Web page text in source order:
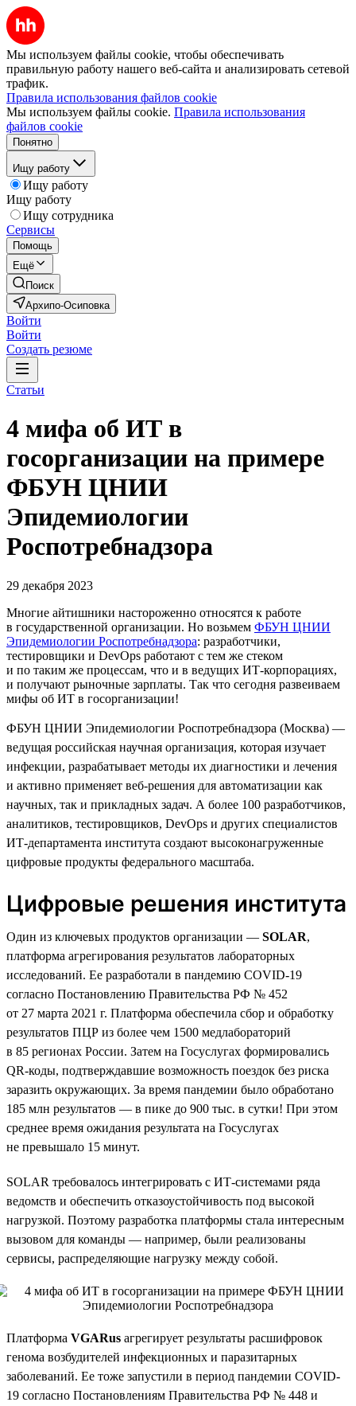
Мы используем файлы cookie, чтобы обеспечивать
правильную работу нашего веб-сайта и анализировать сетевой
трафик.
Правила использования файлов cookie
Мы используем файлы cookie. Правила использования
файлов cookie
Понятно
Ищу работу
Ищу работу
Ищу работу
Ищу сотрудника
Сервисы
Помощь
Ещё
Поиск
Архипо-Осиповка
Войти
Войти
Создать резюме
Статьи
4 мифа об ИТ в
госорганизации на примере
ФБУН ЦНИИ
Эпидемиологии
Роспотребнадзора
29 декабря 2023
Многие айтишники настороженно относятся к работе
в государственной организации. Но возьмем ФБУН ЦНИИ
Эпидемиологии Роспотребнадзора: разработчики,
тестировщики и DevOps работают с тем же стеком
и по таким же процессам, что и в ведущих ИТ-корпорациях,
и получают рыночные зарплаты. Так что сегодня развеиваем
мифы об ИТ в госорганизации!
ФБУН ЦНИИ Эпидемиологии Роспотребнадзора (Москва) —
ведущая российская научная организация, которая изучает
инфекции, разрабатывает методы их диагностики и лечения
и активно применяет веб-решения для автоматизации как
научных, так и прикладных задач. А более 100 разработчиков,
аналитиков, тестировщиков, DevOps и других специалистов
ИТ-департамента института создают высоконагруженные
цифровые продукты федерального масштаба.
Цифровые решения института
Один из ключевых продуктов организации — SOLAR,
платформа агрегирования результатов лабораторных
исследований. Ее разработали в пандемию COVID-19
согласно Постановлению Правительства РФ № 452
от 27 марта 2021 г. Платформа обеспечила сбор и обработку
результатов ПЦР из более чем 1500 медлабораторий
в 85 регионах России. Затем на Госуслугах формировались
QR-коды, подтверждавшие возможность поездок без риска
заразить окружающих. За время пандемии было обработано
185 млн результатов — в пике до 900 тыс. в сутки! При этом
среднее время ожидания результата на Госуслугах
не превышало 15 минут.
SOLAR требовалось интегрировать с ИТ-системами ряда
ведомств и обеспечить отказоустойчивость под высокой
нагрузкой. Поэтому разработка платформы стала интересным
вызовом для команды — например, были реализованы
сервисы, распределяющие нагрузку между собой.
Платформа VGARus агрегирует результаты расшифровок
генома возбудителей инфекционных и паразитарных
заболеваний. Ее тоже запустили в период пандемии COVID-
19 согласно Постановлениям Правительства РФ № 448 и